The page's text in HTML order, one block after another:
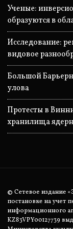
Ученые:
образуются в
Исследование:
видовое
Большой
улова
Протесты в
хранилища
© Сетевое издание
постановке на учет
информационного
KZ83VPY00127739